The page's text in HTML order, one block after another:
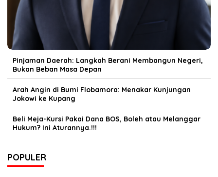
Pinjaman Daerah: Langkah Berani Membangun Negeri,
Bukan Beban Masa Depan
Arah Angin di Bumi Flobamora: Menakar Kunjungan
Jokowi ke Kupang
Beli Meja-Kursi Pakai Dana BOS, Boleh atau Melanggar
Hukum? Ini Aturannya.!!!
POPULER